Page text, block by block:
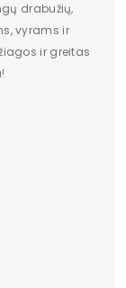
drabužių,
vyrams ir
ir greitas